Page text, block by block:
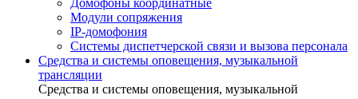
Домофоны координатные
Модули сопряжения
IP-домофония
Системы диспетчерской связи и вызова персонала
Средства и системы оповещения, музыкальной
трансляции
Средства и системы оповещения, музыкальной